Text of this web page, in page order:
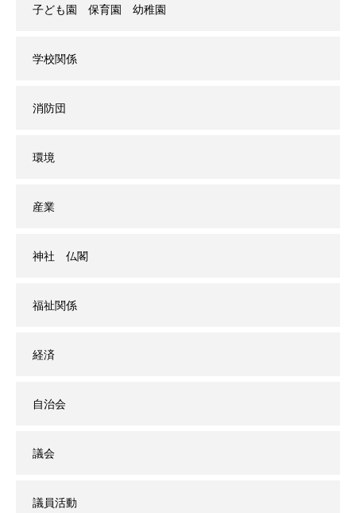
子ども園 保育園 幼稚園
学校関係
消防団
環境
産業
神社 仏閣
福祉関係
経済
自治会
議会
議員活動